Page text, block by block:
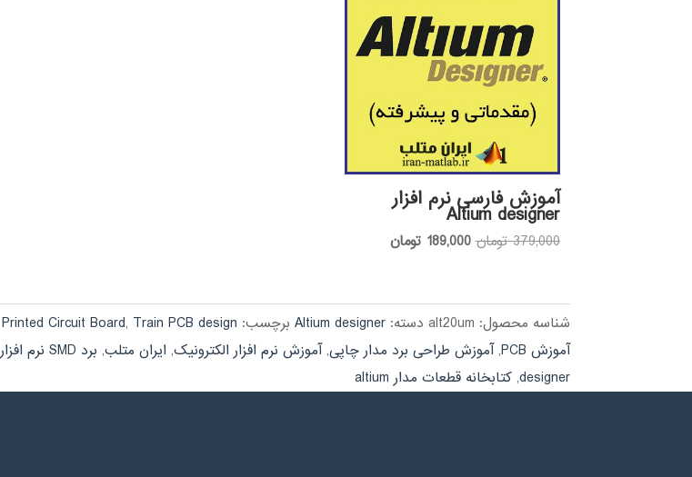
آموزش فارسی نرم افزار
Altium designer
379,000 تومان قیمت
بود.
189,000 تومان
شناسه محصول: alt20um دسته:Altium designer برچسب: Printed Circuit Board, Train PCB design
آموزش PCB
,آموزش طراحی برد مدار چاپی,آموزش نرم افزار الکترونیک, ایران متلب, برد SMD نرم افزار
designer
,کتابخانه قطعات مدار altium